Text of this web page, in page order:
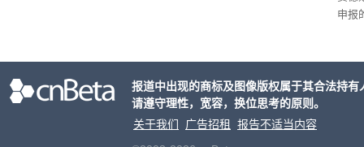
申报
2mm
报道中出现的商标及图像版权属于其合法持
请遵守理性，宽容，换位思考的原则。
关于我们
广告招租
报告不适当内容